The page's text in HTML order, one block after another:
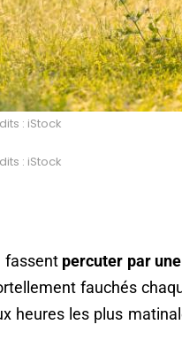
: iStock
: iStock
fassent percuter par
fauchés
heures les plus